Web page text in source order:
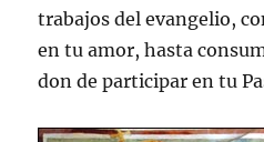
trabajos del evangelio,
en tu amor, hasta
don de participar en tu